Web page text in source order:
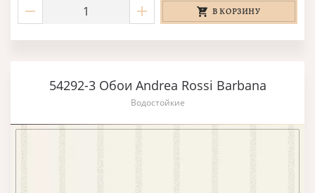
В КОРЗИНУ
54292-3 Обои Andrea Rossi Barbana
Водостойкие